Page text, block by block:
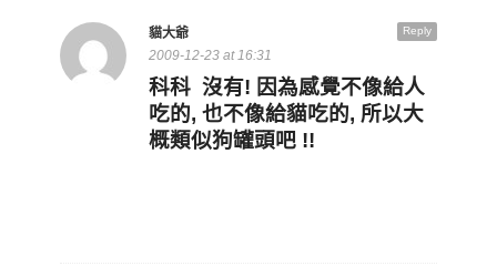
Reply
貓大爺
2009-12-23 at 16:31
科科 沒有! 因為感覺不像給人
吃的, 也不像給貓吃的, 所以大
概類似狗罐頭吧 !!